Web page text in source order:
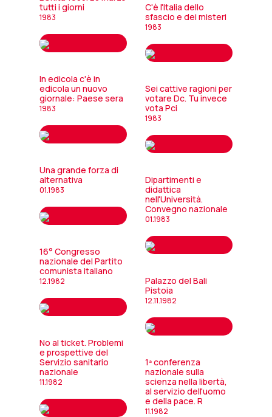
tutti i giorni
1983
C'è l'Italia dello
sfascio e dei misteri
1983
In edicola c'è in
edicola un nuovo
giornale: Paese sera
1983
Sei cattive ragioni per
votare Dc. Tu invece
vota Pci
1983
Una grande forza di
alternativa
01.1983
Dipartimenti e
didattica
nell'Università.
Convegno nazionale
01.1983
16° Congresso
nazionale del Partito
comunista italiano
12.1982
Palazzo del Bali
Pistoia
12.11.1982
No al ticket. Problemi
e prospettive del
Servizio sanitario
nazionale
11.1982
1ª conferenza
nazionale sulla
scienza nella libertà,
al servizio dell'uomo
e della pace. R
11.1982